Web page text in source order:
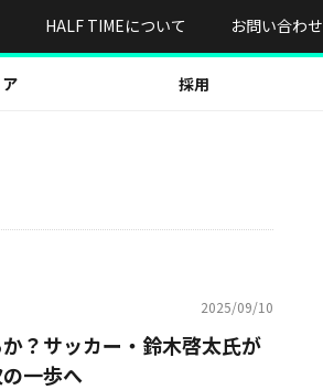
HALF TIMEについて お問い合わせ
採用
2025/09/10
？サッカー・鈴木啓太氏が
一歩へ